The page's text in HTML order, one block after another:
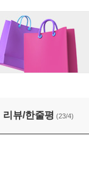
리뷰/한줄평 (23/4)